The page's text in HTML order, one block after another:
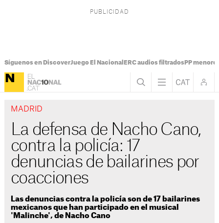
Síguenos en DiscoverJuego El Nacional ERC audios filtradosPP
MADRID
La defensa de Nacho Cano,
contra la policía: 17
denuncias de bailarines por
coacciones
Las denuncias contra la policía son de 17 bailarines
mexicanos que han participado en el musical
'Malinche', de Nacho Cano